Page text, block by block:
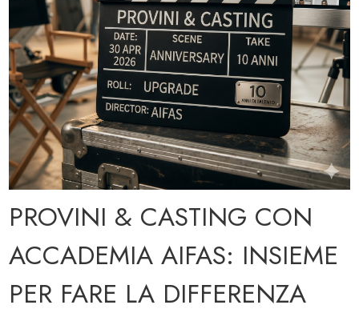
PROVINI & CASTING CON
ACCADEMIA AIFAS: INSIEME
PER FARE LA DIFFERENZA